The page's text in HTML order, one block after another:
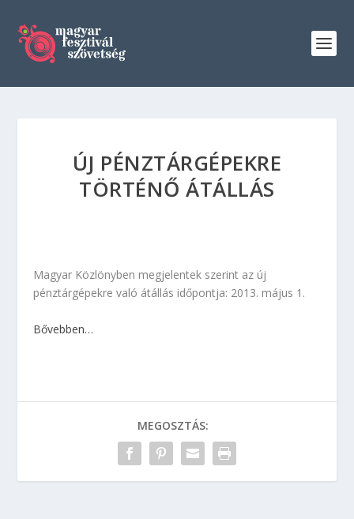
ÚJ PÉNZTÁRGÉPEKRE
TÖRTÉNŐ ÁTÁLLÁS
Magyar Közlönyben megjelentek szerint az új
pénztárgépekre való átállás időpontja: 2013. május 1.
Bővebben…
MEGOSZTÁS: